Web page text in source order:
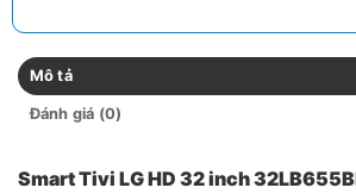
Mô tả
Đánh giá (0)
Smart Tivi LG HD 32 inch